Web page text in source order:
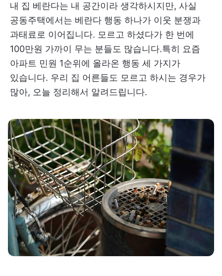
내 집 베란다는 내 공간이라 생각하시지만, 사실
공동주택에서는 베란다 행동 하나가 이웃 분쟁과
과태료로 이어집니다. 모르고 하셨다가 한 번에
100만원 가까이 무는 분들도 많습니다.특히 요즘
아파트 민원 1순위에 올라온 행동 세 가지가
있습니다. 우리 집 어른들도 모르고 하시는 경우가
많아, 오늘 정리해서 알려드립니다.